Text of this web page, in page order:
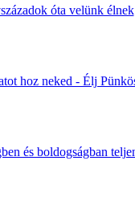
óta velünk élnek
hoz neked - Élj
és boldogságban